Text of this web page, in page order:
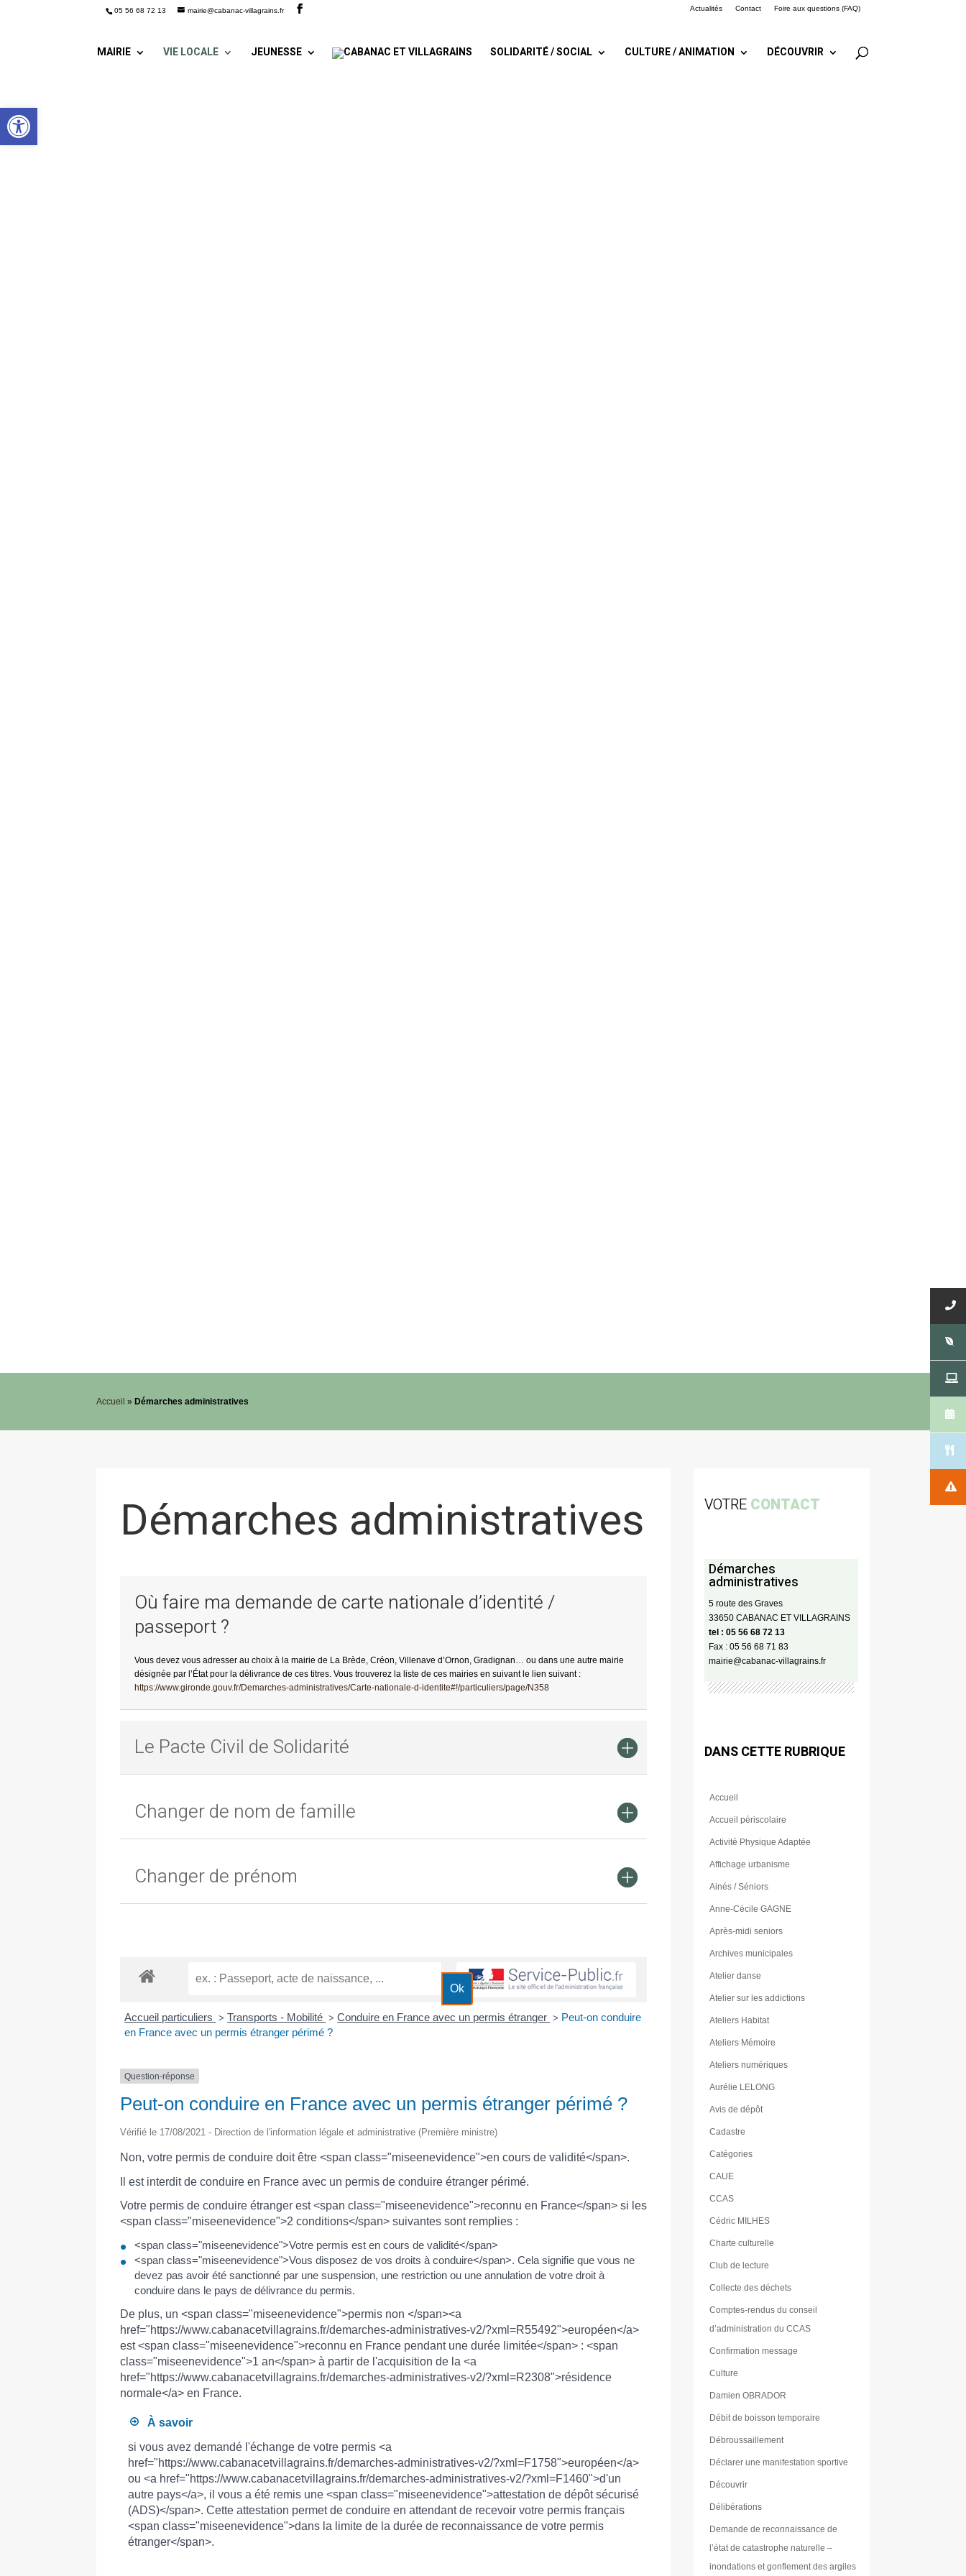
Ouvrir la barre d’outils
05 56 68 72 13 mairie@cabanac-villagrains.fr Actualités Contact Foire aux questions (FAQ)
MAIRIE VIE LOCALE JEUNESSE SOLIDARITÉ / SOCIAL CULTURE / ANIMATION DÉCOUVRIR
Accueil »Démarches administratives
Démarches administratives
Où faire ma demande de carte nationale d’identité /
passeport ?
Vous devez vous adresser au choix à la mairie de La Brède, Créon, Villenave d’Ornon, Gradignan… ou dans une autre mairie
désignée par l’État pour la délivrance de ces titres. Vous trouverez la liste de ces mairies en suivant le lien suivant :
https://www.gironde.gouv.fr/Demarches-administratives/Carte-nationale-d-identite#!/particuliers/page/N358
Le Pacte Civil de Solidarité
Changer de nom de famille
Changer de prénom
Accueil particuliers > Transports - Mobilité > Conduire en France avec un permis étranger > Peut-on conduire
en France avec un permis étranger périmé ?
Question-réponse
Peut-on conduire en France avec un permis étranger périmé ?
Vérifié le 17/08/2021 - Direction de l'information légale et administrative (Première ministre)
Non, votre permis de conduire doit être <span class="miseenevidence">en cours de validité</span>.
Il est interdit de conduire en France avec un permis de conduire étranger périmé.
Votre permis de conduire étranger est <span class="miseenevidence">reconnu en France</span> si les
<span class="miseenevidence">2 conditions</span> suivantes sont remplies :
<span class="miseenevidence">Votre permis est en cours de validité</span>
<span class="miseenevidence">Vous disposez de vos droits à conduire</span>. Cela signifie que vous ne
devez pas avoir été sanctionné par une suspension, une restriction ou une annulation de votre droit à
conduire dans le pays de délivrance du permis.
De plus, un <span class="miseenevidence">permis non </span><a
href="https://www.cabanacetvillagrains.fr/demarches-administratives-v2/?xml=R55492">européen</a>
est <span class="miseenevidence">reconnu en France pendant une durée limitée</span> : <span
class="miseenevidence">1 an</span> à partir de l'acquisition de la <a
href="https://www.cabanacetvillagrains.fr/demarches-administratives-v2/?xml=R2308">résidence
normale</a> en France.
À savoir
si vous avez demandé l'échange de votre permis <a
href="https://www.cabanacetvillagrains.fr/demarches-administratives-v2/?xml=F1758">européen</a>
ou <a href="https://www.cabanacetvillagrains.fr/demarches-administratives-v2/?xml=F1460">d'un
autre pays</a>, il vous a été remis une <span class="miseenevidence">attestation de dépôt sécurisé
(ADS)</span>. Cette attestation permet de conduire en attendant de recevoir votre permis français
<span class="miseenevidence">dans la limite de la durée de reconnaissance de votre permis
étranger</span>.
VOTRE CONTACT
Démarches
administratives
5 route des Graves
33650 CABANAC ET VILLAGRAINS
tel : 05 56 68 72 13
Fax : 05 56 68 71 83
mairie@cabanac-villagrains.fr
DANS CETTE RUBRIQUE
Accueil
Accueil périscolaire
Activité Physique Adaptée
Affichage urbanisme
Ainés / Séniors
Anne-Cécile GAGNE
Après-midi seniors
Archives municipales
Atelier danse
Atelier sur les addictions
Ateliers Habitat
Ateliers Mémoire
Ateliers numériques
Aurélie LELONG
Avis de dépôt
Cadastre
Catégories
CAUE
CCAS
Cédric MILHES
Charte culturelle
Club de lecture
Collecte des déchets
Comptes-rendus du conseil
d’administration du CCAS
Confirmation message
Culture
Damien OBRADOR
Débit de boisson temporaire
Débroussaillement
Déclarer une manifestation sportive
Découvrir
Délibérations
Demande de reconnaissance de
l’état de catastrophe naturelle –
inondations et gonflement des argiles